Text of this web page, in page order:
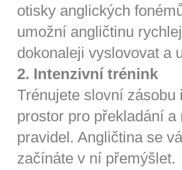
otisky anglických
umožní angličtinu
dokonaleji vyslovovat a
2. Intenzivní trénink
Trénujete slovní
prostor pro překladání
pravidel. Angličtina se
začínáte v ní přemýšlet.